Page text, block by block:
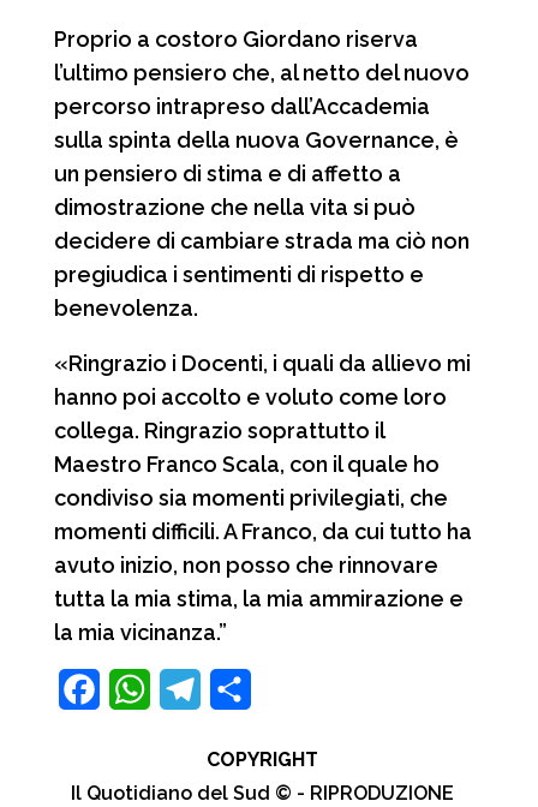
Proprio a costoro Giordano riserva
l’ultimo pensiero che, al netto del nuovo
percorso intrapreso dall’Accademia
sulla spinta della nuova Governance, è
un pensiero di stima e di affetto a
dimostrazione che nella vita si può
decidere di cambiare strada ma ciò non
pregiudica i sentimenti di rispetto e
benevolenza.
«Ringrazio i Docenti, i quali da allievo mi
hanno poi accolto e voluto come loro
collega. Ringrazio soprattutto il
Maestro Franco Scala, con il quale ho
condiviso sia momenti privilegiati, che
momenti difficili. A Franco, da cui tutto ha
avuto inizio, non posso che rinnovare
tutta la mia stima, la mia ammirazione e
la mia vicinanza.”
W
n
COPYRIGHT
Il Quotidiano del Sud © - RIPRODUZIONE